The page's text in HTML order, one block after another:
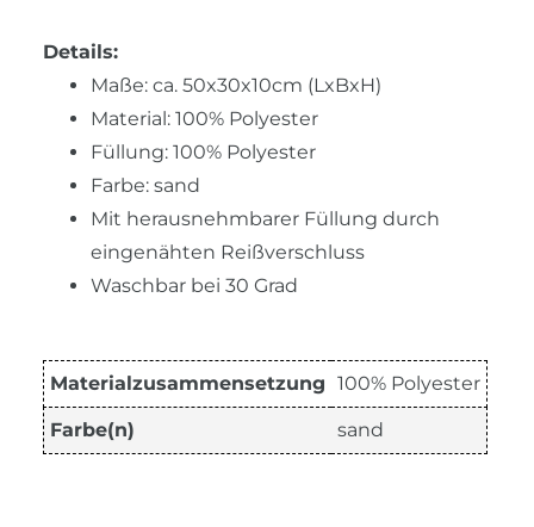
Details:
Maße: ca. 50x30x10cm (LxBxH)
Material: 100% Polyester
Füllung: 100% Polyester
Farbe: sand
Mit herausnehmbarer Füllung durch
eingenähten Reißverschluss
Waschbar bei 30 Grad
Materialzusammensetzung 100% Polyester
Farbe(n) sand